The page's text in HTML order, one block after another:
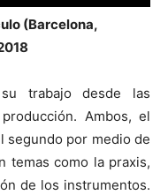
(Barcelona,
trabajo desde las
Ambos, el
segundo por medio de
temas como la praxis,
de los instrumentos.